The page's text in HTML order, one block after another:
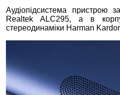
Аудіопідсистема пристрою
Realtek ALC295, а в
стереодинаміки Harman